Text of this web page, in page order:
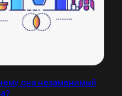
она незаменимый